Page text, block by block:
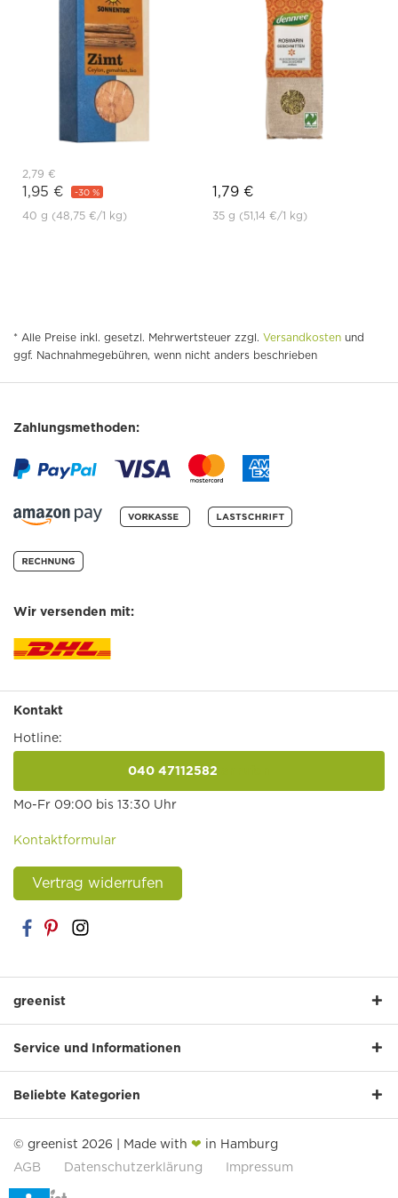
2,79 €
1,95 € -30 %
40 g (48,75 €/1 kg)
1,79 €
35 g (51,14 €/1 kg)
* Alle Preise inkl. gesetzl. Mehrwertsteuer zzgl. Versandkosten und
ggf. Nachnahmegebühren, wenn nicht anders beschrieben
Zahlungsmethoden:
Wir versenden mit:
Kontakt
Hotline:
040 47112582
Mo-Fr 09:00 bis 13:30 Uhr
Kontaktformular
Vertrag widerrufen
greenist
Service und Informationen
Beliebte Kategorien
© greenist 2026 | Made with ❤ in Hamburg
AGB
Datenschutzerklärung Impressum